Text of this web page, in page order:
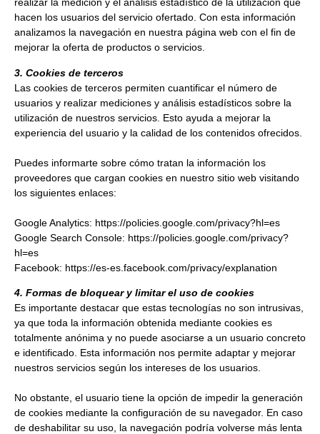
hacen los usuarios del servicio ofertado. Con esta información
analizamos la navegación en nuestra página web con el fin de
mejorar la oferta de productos o servicios.
3. Cookies de terceros
Las cookies de terceros permiten cuantificar el número de
usuarios y realizar mediciones y análisis estadísticos sobre la
utilización de nuestros servicios. Esto ayuda a mejorar la
experiencia del usuario y la calidad de los contenidos ofrecidos.
Puedes informarte sobre cómo tratan la información los
proveedores que cargan cookies en nuestro sitio web visitando
los siguientes enlaces:
Google Analytics: https://policies.google.com/privacy?hl=es
Google Search Console: https://policies.google.com/privacy?
hl=es
Facebook: https://es-es.facebook.com/privacy/explanation
4. Formas de bloquear y limitar el uso de cookies
Es importante destacar que estas tecnologías no son intrusivas,
ya que toda la información obtenida mediante cookies es
totalmente anónima y no puede asociarse a un usuario concreto
e identificado. Esta información nos permite adaptar y mejorar
nuestros servicios según los intereses de los usuarios.
No obstante, el usuario tiene la opción de impedir la generación
de cookies mediante la configuración de su navegador. En caso
de deshabilitar su uso, la navegación podría volverse más lenta